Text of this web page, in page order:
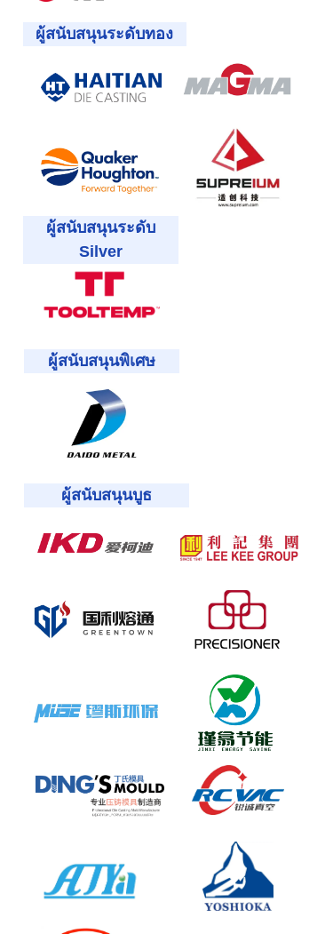
ผู้สนับสนุนระดับทอง
ผู้สนับสนุนบูธ
ผู้สนับสนุนพิเศษ
ผู้สนับสนุนระดับ
Silver